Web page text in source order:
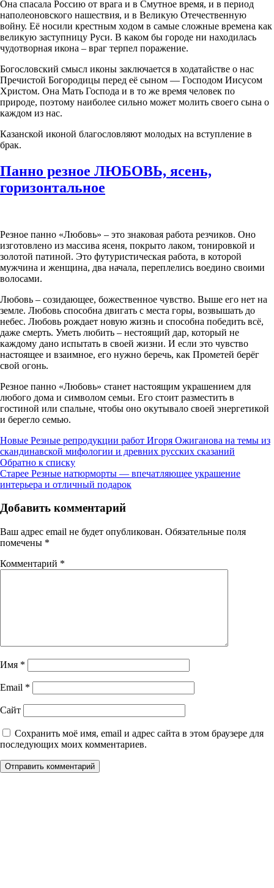
Она спасала Россию от врага и в Смутное время, и в период
наполеоновского нашествия, и в Великую Отечественную
войну. Её носили крестным ходом в самые сложные времена как
великую заступницу Руси. В каком бы городе ни находилась
чудотворная икона – враг терпел поражение.
Богословский смысл иконы заключается в ходатайстве о нас
Пречистой Богородицы перед её сыном — Господом Иисусом
Христом. Она Мать Господа и в то же время человек по
природе, поэтому наиболее сильно может молить своего сына о
каждом из нас.
Казанской иконой благословляют молодых на вступление в
брак.
Панно резное ЛЮБОВЬ, ясень,
горизонтальное
Резное панно «Любовь» – это знаковая работа резчиков. Оно
изготовлено из массива ясеня, покрыто лаком, тонировкой и
золотой патиной. Это футуристическая работа, в которой
мужчина и женщина, два начала, переплелись воедино своими
волосами.
Любовь – созидающее, божественное чувство. Выше его нет на
земле. Любовь способна двигать с места горы, возвышать до
небес. Любовь рождает новую жизнь и способна победить всё,
даже смерть. Уметь любить – нестоящий дар, который не
каждому дано испытать в своей жизни. И если это чувство
настоящее и взаимное, его нужно беречь, как Прометей берёг
свой огонь.
Резное панно «Любовь» станет настоящим украшением для
любого дома и символом семьи. Его стоит разместить в
гостиной или спальне, чтобы оно окутывало своей энергетикой
и берегло семью.
Новые Резные репродукции работ Игоря Ожиганова на темы из
скандинавской мифологии и древних русских сказаний
Обратно к списку
Старее Резные натюрморты — впечатляющее украшение
интерьера и отличный подарок
Добавить комментарий
Ваш адрес email не будет опубликован. Обязательные поля
помечены *
Комментарий *
Имя *
Email *
Сайт
Сохранить моё имя, email и адрес сайта в этом браузере для
последующих моих комментариев.